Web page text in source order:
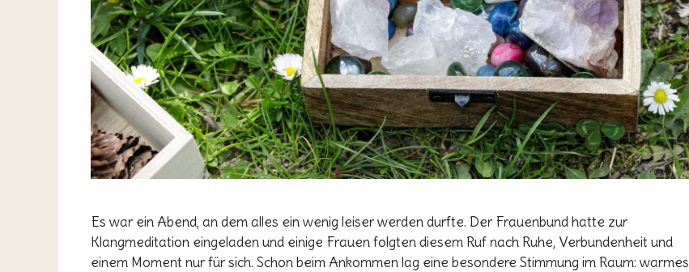
Es war ein Abend, an dem alles ein wenig leiser werden durfte. Der Frauenbund hatte zur
Klangmeditation eingeladen und einige Frauen folgten diesem Ruf nach Ruhe, Verbundenheit und
einem Moment nur für sich. Schon beim Ankommen lag eine besondere Stimmung im Raum: warmes